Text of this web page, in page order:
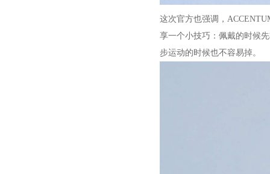
这次官方也强调，
享一个小技巧：佩戴的时候
步运动的时候也不容易掉。